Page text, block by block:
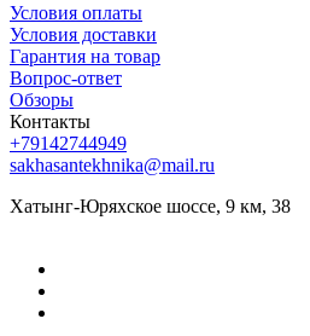
Условия оплаты
Условия доставки
Гарантия на товар
Вопрос-ответ
Обзоры
Контакты
+79142744949
sakhasantekhnika@mail.ru
Хатынг-Юряхское шоссе, 9 км, 38